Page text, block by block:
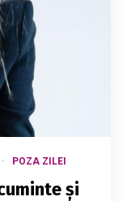
POZA ZILEI
și